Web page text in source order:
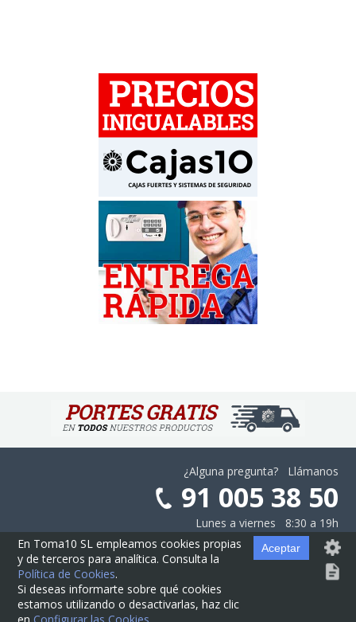
¿Alguna pregunta? Llámanos
91 005 38 50
Lunes a viernes 8:30 a 19h
Aviso Legal·Privacidad·Cookies·Configurar las Cookies·Contratación
© Cajas10.com ·contacto@cajas10.com
En Toma10 SL empleamos cookies propias
y de terceros para analítica. Consulta la
Política de Cookies.
Si deseas informarte sobre qué cookies
estamos utilizando o desactivarlas, haz clic
Aceptar